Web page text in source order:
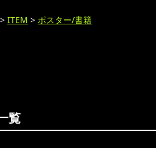
> ITEM > ポスター/書籍
覧